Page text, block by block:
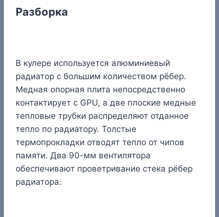
Разборка
В кулере используется алюминиевый
радиатор с большим количеством рёбер.
Медная опорная плита непосредственно
контактирует с GPU, а две плоские медные
тепловые трубки распределяют отданное
тепло по радиатору. Толстые
термопрокладки отводят тепло от чипов
памяти. Два 90-мм вентилятора
обеспечивают проветривание стека рёбер
радиатора.